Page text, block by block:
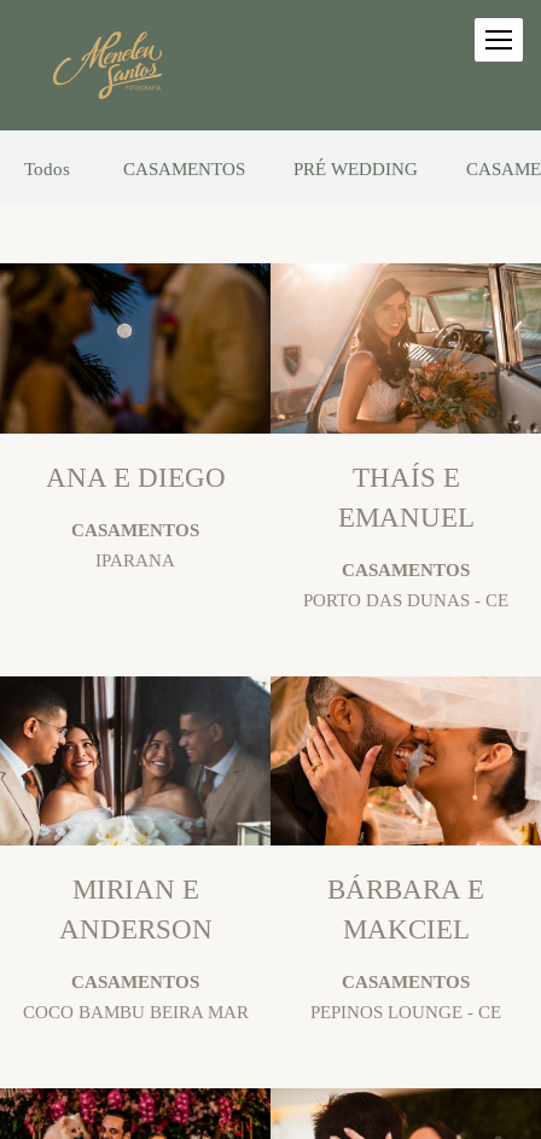
Todos CASAMENTOS PRÉ WEDDING
ANA E DIEGO
CASAMENTOS
IPARANA
THAÍS E
EMANUEL
CASAMENTOS
PORTO DAS DUNAS - CE
MIRIAN E
ANDERSON
CASAMENTOS
COCO BAMBU BEIRA MAR
BÁRBARA E
MAKCIEL
CASAMENTOS
PEPINOS LOUNGE - CE